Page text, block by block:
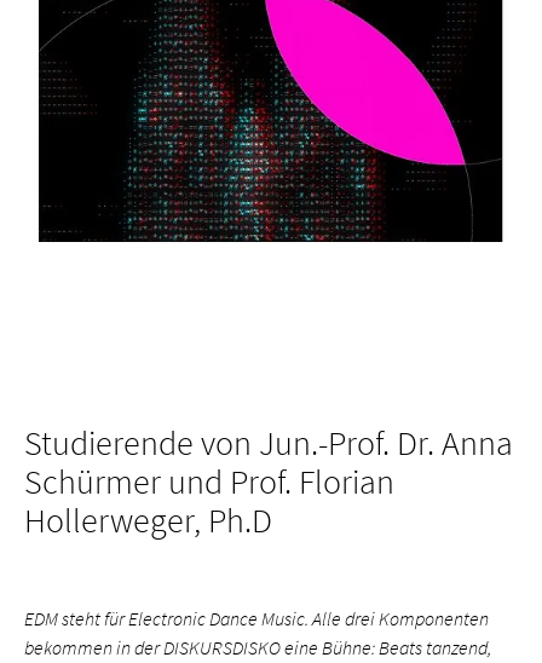
Studierende von Jun.-Prof. Dr. Anna
Schürmer und Prof. Florian
Hollerweger, Ph.D
EDM steht für Electronic Dance Music. Alle drei Komponenten
bekommen in der DISKURSDISKO eine Bühne: Beats tanzend,